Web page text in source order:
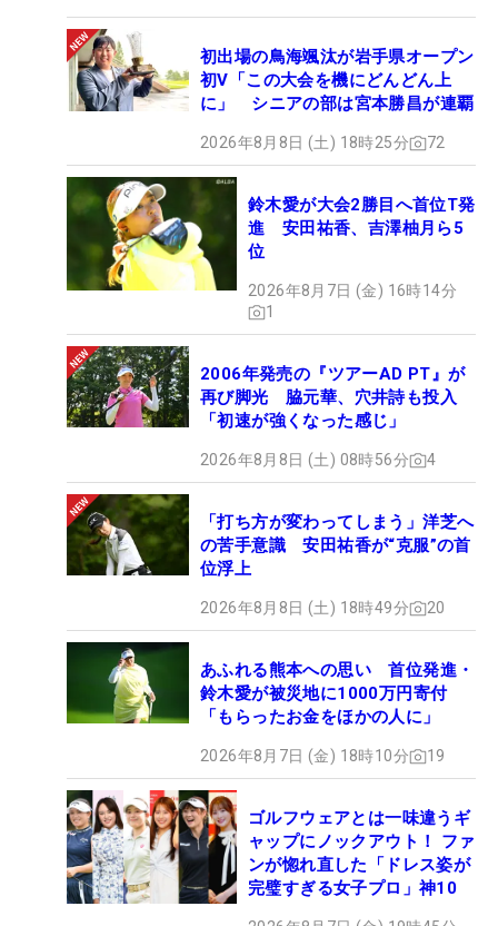
初出場の鳥海颯汰が岩手県オープン
初V「この大会を機にどんどん上
に」 シニアの部は宮本勝昌が連覇
2026年8月8日 (土) 18時25分 72
鈴木愛が大会2勝目へ首位T発
進 安田祐香、吉澤柚月ら5
位
2026年8月7日 (金) 16時14分
1
2006年発売の『ツアーAD PT』が
再び脚光 脇元華、穴井詩も投入
「初速が強くなった感じ」
2026年8月8日 (土) 08時56分 4
「打ち方が変わってしまう」洋芝へ
の苦手意識 安田祐香が“克服”の首
位浮上
2026年8月8日 (土) 18時49分 20
あふれる熊本への思い 首位発進・
鈴木愛が被災地に1000万円寄付
「もらったお金をほかの人に」
2026年8月7日 (金) 18時10分 19
ゴルフウェアとは一味違うギ
ャップにノックアウト！ ファ
ンが惚れ直した「ドレス姿が
完璧すぎる女子プロ」神10